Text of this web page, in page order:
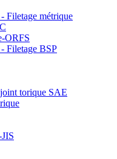
Filetage métrique
ORFS
Filetage BSP
joint torique SAE